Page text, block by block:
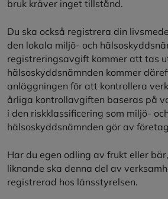
bruk kräver inget tillstånd.
Du ska också registrera din
den lokala miljö- och
registreringsavgift kommer att tas
hälsoskyddsnämnden kommer
anläggningen för att kontrollera
årliga kontrollavgiften baseras på
i den riskklassificering som miljö- och
hälsoskyddsnämnden gör av
Har du egen odling av frukt eller
liknande ska denna del av
registrerad hos länsstyrelsen.